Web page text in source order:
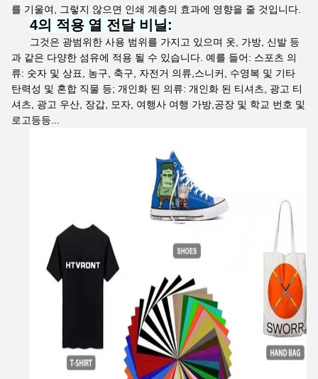
를 기울여, 그렇지 않으면 인쇄 계층의 효과에 영향을 줄 것입니다.
4의 적용 열 전달 비닐 :
그것은 광범위한 사용 범위를 가지고 있으며 옷, 가방, 신발 등
과 같은 다양한 섬유에 적용 될 수 있습니다. 예를 들어: 스포츠 의
류: 숫자 및 상표, 농구, 축구, 자전거 의류,스니커, 수영복 및 기타
탄력성 및 혼합 직물 등; 개인화 된 의류: 개인화 된 티셔츠, 광고 티
셔츠, 광고 우산, 장갑, 모자, 여행사 여행 가방,공장 및 학교 번호 및
로고등등...